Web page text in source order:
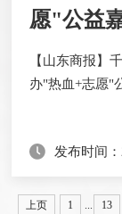
愿"公益
【山东商报
办"热血+志愿"
发布时间
上页 1 ... 13